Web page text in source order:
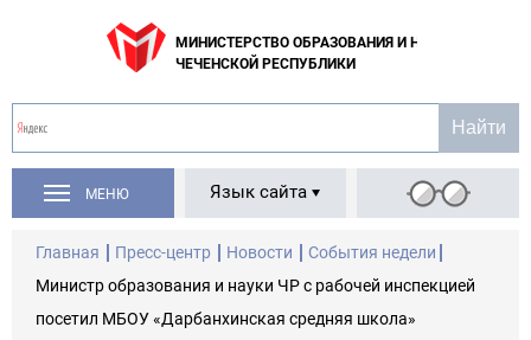
МИНИСТЕРСТВО ОБРАЗОВАНИЯ И НАУКИ
ЧЕЧЕНСКОЙ РЕСПУБЛИКИ
МЕНЮ Язык сайта
Главная Пресс-центр Новости
События недели
Министр образования и науки ЧР с рабочей инспекцией
посетил МБОУ «Дарбанхинская средняя школа»